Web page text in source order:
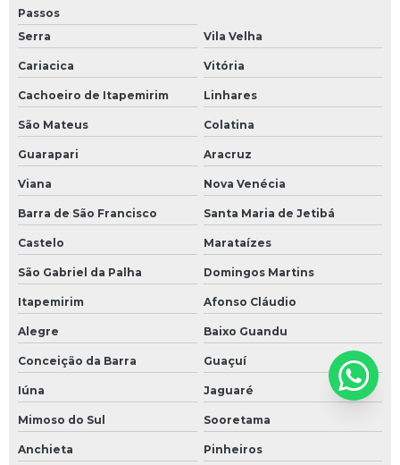
Passos
Serra
Vila Velha
Cariacica Vitória
Cachoeiro de Itapemirim Linhares
São Mateus Colatina
Guarapari Aracruz
Viana Nova Venécia
Barra de São Francisco Santa Maria de Jetibá
Castelo Marataízes
São Gabriel da Palha Domingos Martins
Itapemirim Afonso Cláudio
Alegre Baixo Guandu
Conceição da Barra Guaçuí
Iúna Jaguaré
Mimoso do Sul Sooretama
Anchieta Pinheiros